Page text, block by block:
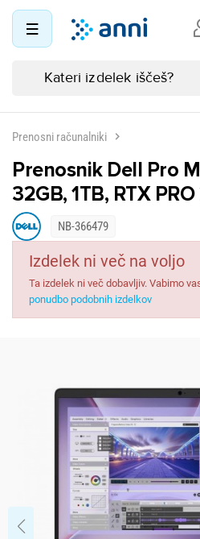
Prenosni računalniki
Prenosnik Dell Pro
32GB, 1TB, RTX
NB-366479
Izdelek ni več na voljo
Ta izdelek ni več dobavljiv. Vabimo
ponudbo podobnih izdelkov